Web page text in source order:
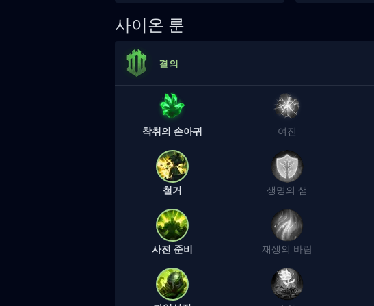
사이온 룬
결의
착취의 손아귀 여진
철거 생명의 샘
사전 준비 재생의 바람